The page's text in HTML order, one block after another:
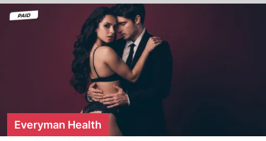
Everyman Health